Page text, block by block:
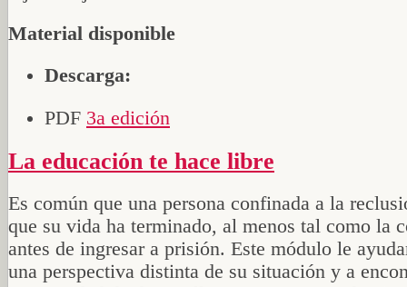
Material disponible
Descarga:
PDF 3a edición
La educación te hace libre
Es común que una persona confinada a la
que su vida ha terminado, al menos tal como la
antes de ingresar a prisión. Este módulo le
una perspectiva distinta de su situación y a